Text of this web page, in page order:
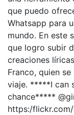
que puedo
Whatsapp para
mundo. En este
que logro subir
creaciones
Franco, quien
viaje. *****I can
chance*****
https:/